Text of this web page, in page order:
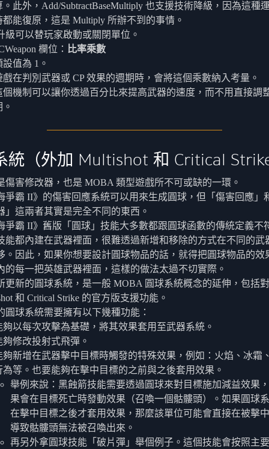
。此外，Add/SubtractBaseMultiply 也支援技術降級，因為這種
都能復原，這是 Multiply 所辦不到的事情。
級可以替玩家啟動或關閉單位。
欄位：
比率乘數
設值為 1。
戲在判別武器或 CP 效果的週期時，會將這個乘數納入考量。
個機制可以讓你透過百分比來提高武器的速度，而不用直接調
統（外加 Multishot 和 Critical
傷害修改器，也是 MOBA 類型遊戲所不可或缺的一環。
爭霸 II》的傷害回應系統可以用來生成圓球，但「傷害回應」
」這兩者其實是完全不同的東西。
爭霸 II》舊版「圓球」技能大多數都跟圓球函數的傳統定義不
能都內建在武器裡面，很難透過新增和移除的方式在不同的武
。因此，如果你想要設計圓球物品的話，就得把圓球物品的效
的每一把英雄武器裡面，這樣的做法太過不切實際。
更新的圓球系統，是一般 MOBA 圓球系統概念的延伸，包括
和 Critical Strike 的官方版支援功能。
圓球系統需要擁有以下幾種功能：
夠以每次攻擊為基礎，將其效果套用至武器系統。
夠修改投射式飛彈。
夠新增在武器擊中目標時觸發的特殊效果，例如：火焰、冰霜
為等。也要能夠在擊中目標的之前與之後套用效果。
舉例來說：黑蝕箭技能需要透過圓球來對目標施加減益效果
果會在目標死亡時發動效果（召喚一個骷髏頭）。如果圓球
在擊中目標之後才套用效果，那麼該單位可能會直接在被擊
導致骷髏頭無法被召喚出來。
再另外拿圓球技能「破片彈」舉個例子。這個技能會按照主